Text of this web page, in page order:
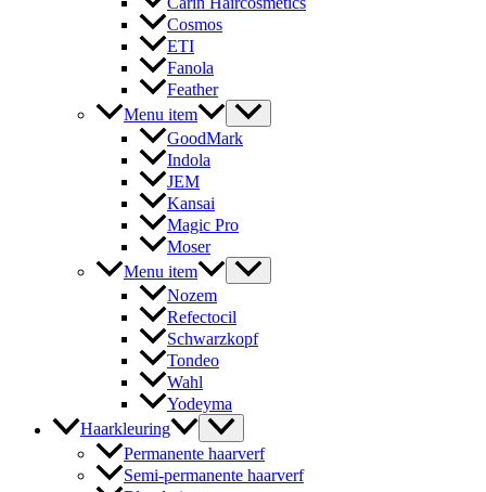
Cosmos
ETI
Fanola
Feather
Menu item
GoodMark
Indola
JEM
Kansai
Magic Pro
Moser
Menu item
Nozem
Refectocil
Schwarzkopf
Tondeo
Wahl
Yodeyma
Haarkleuring
Permanente haarverf
Semi-permanente haarverf